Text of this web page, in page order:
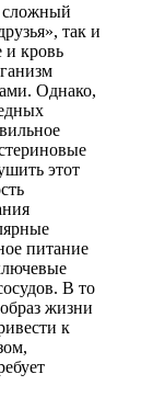
сложный
так и
и кровь
Однако,
этот
питание
В то
жизни
к